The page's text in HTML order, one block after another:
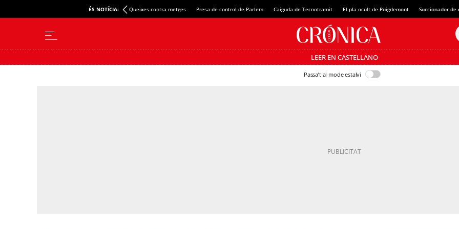
ÉS NOTÍCIA: Queixes contra metges Presa de control de Parlem Caiguda de Tecnotramit El pla ocult de Puigdemont Succionador de
LEER EN CASTELLANO
Passa’t al mode estalvi